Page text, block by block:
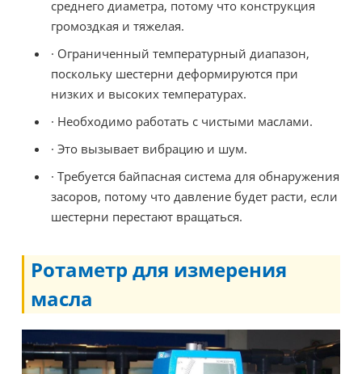
среднего диаметра, потому что конструкция
громоздкая и тяжелая.
· Ограниченный температурный диапазон,
поскольку шестерни деформируются при
низких и высоких температурах.
· Необходимо работать с чистыми маслами.
· Это вызывает вибрацию и шум.
· Требуется байпасная система для обнаружения
засоров, потому что давление будет расти, если
шестерни перестают вращаться.
Ротаметр для измерения
масла